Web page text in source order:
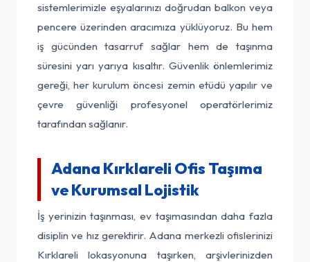
sistemlerimizle eşyalarınızı doğrudan balkon veya
pencere üzerinden aracımıza yüklüyoruz. Bu hem
iş gücünden tasarruf sağlar hem de taşınma
süresini yarı yarıya kısaltır. Güvenlik önlemlerimiz
gereği, her kurulum öncesi zemin etüdü yapılır ve
çevre güvenliği profesyonel operatörlerimiz
tarafından sağlanır.
Adana Kırklareli Ofis Taşıma
ve Kurumsal Lojistik
İş yerinizin taşınması, ev taşımasından daha fazla
disiplin ve hız gerektirir. Adana merkezli ofislerinizi
Kırklareli lokasyonuna taşırken, arşivlerinizden